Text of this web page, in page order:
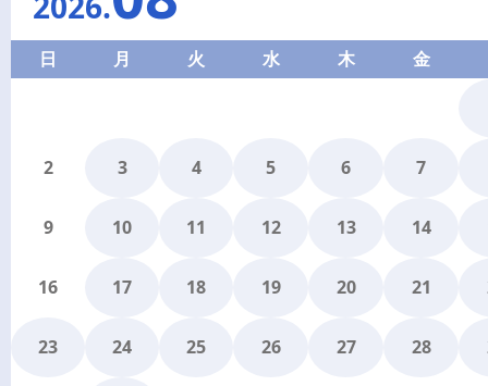
日 月 火 水 木 金
2 3 4 5 6 7
9 10 11 12 13 14
16 17 18 19 20 21
23 24 25 26 27 28